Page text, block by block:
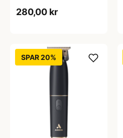
280,00 kr
SPAR 20%